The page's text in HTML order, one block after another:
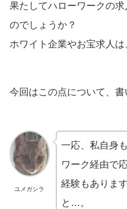
果たしてハローワークの
のでしょうか？
ホワイト企業やお宝求人
今回はこの点について、書
ユメガシラ
一応、私自身
ワーク経由で
経験もありま
と…。